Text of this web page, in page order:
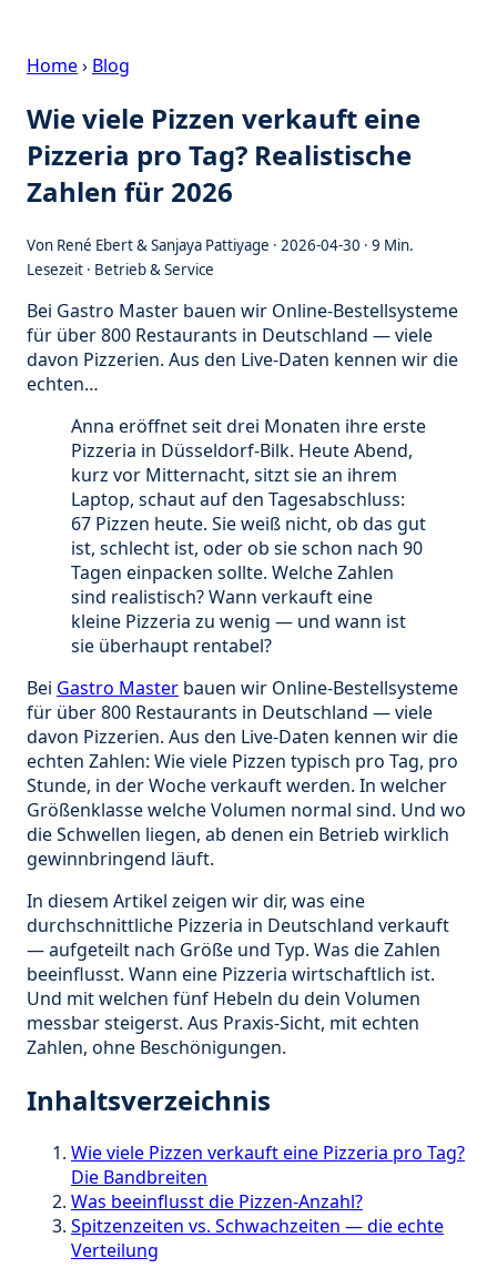
Home› Blog
Wie viele Pizzen verkauft eine
Pizzeria pro Tag? Realistische
Zahlen für 2026
Von René Ebert & Sanjaya Pattiyage · 2026-04-30 · 9 Min.
Lesezeit · Betrieb & Service
Bei Gastro Master bauen wir Online-Bestellsysteme
für über 800 Restaurants in Deutschland — viele
davon Pizzerien. Aus den Live-Daten kennen wir die
echten…
Anna eröffnet seit drei Monaten ihre erste
Pizzeria in Düsseldorf-Bilk. Heute Abend,
kurz vor Mitternacht, sitzt sie an ihrem
Laptop, schaut auf den Tagesabschluss:
67 Pizzen heute. Sie weiß nicht, ob das gut
ist, schlecht ist, oder ob sie schon nach 90
Tagen einpacken sollte. Welche Zahlen
sind realistisch? Wann verkauft eine
kleine Pizzeria zu wenig — und wann ist
sie überhaupt rentabel?
Bei Gastro Master bauen wir Online-Bestellsysteme
für über 800 Restaurants in Deutschland — viele
davon Pizzerien. Aus den Live-Daten kennen wir die
echten Zahlen: Wie viele Pizzen typisch pro Tag, pro
Stunde, in der Woche verkauft werden. In welcher
Größenklasse welche Volumen normal sind. Und wo
die Schwellen liegen, ab denen ein Betrieb wirklich
gewinnbringend läuft.
In diesem Artikel zeigen wir dir, was eine
durchschnittliche Pizzeria in Deutschland verkauft
— aufgeteilt nach Größe und Typ. Was die Zahlen
beeinflusst. Wann eine Pizzeria wirtschaftlich ist.
Und mit welchen fünf Hebeln du dein Volumen
messbar steigerst. Aus Praxis-Sicht, mit echten
Zahlen, ohne Beschönigungen.
Inhaltsverzeichnis
Wie viele Pizzen verkauft eine Pizzeria pro Tag?
Die Bandbreiten
Was beeinflusst die Pizzen-Anzahl?
Spitzenzeiten vs. Schwachzeiten — die echte
Verteilung